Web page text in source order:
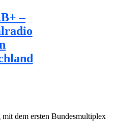
dem ersten Bundesmultiplex